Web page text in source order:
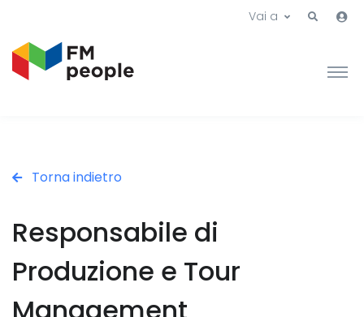
Vai a
Torna indietro
Responsabile di
Produzione e Tour